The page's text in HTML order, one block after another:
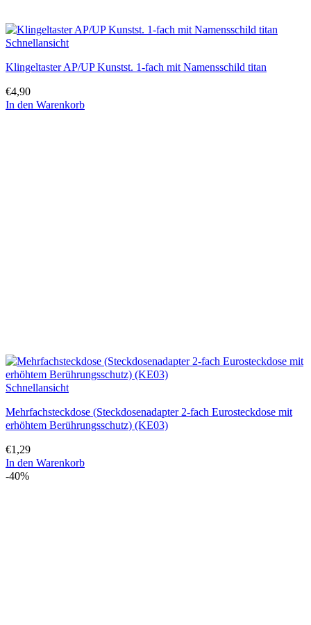
Schnellansicht
Klingeltaster AP/UP Kunstst. 1-fach mit Namensschild titan
€4,90
In den Warenkorb
Schnellansicht
Mehrfachsteckdose (Steckdosenadapter 2-fach Eurosteckdose mit
erhöhtem Berührungsschutz) (KE03)
€1,29
In den Warenkorb
-40%